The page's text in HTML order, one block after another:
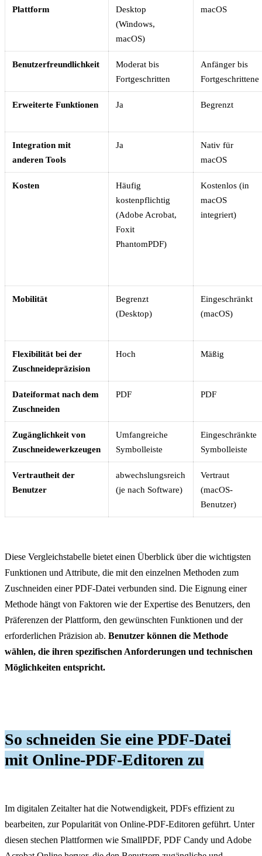
Plattform
Desktop
(Windows,
macOS)
macOS
Benutzerfreundlichkeit
Moderat bis
Fortgeschritten
Anfänger bis
Fortgeschrittene
Erweiterte Funktionen Ja Begrenzt
Integration mit
anderen Tools
Ja
Nativ für
macOS
Kosten
Häufig
kostenpflichtig
(Adobe Acrobat,
Foxit
PhantomPDF)
Kostenlos (in
macOS
integriert)
Mobilität
Begrenzt
(Desktop)
Eingeschränkt
(macOS)
Flexibilität bei der
Zuschneidepräzision
Hoch Mäßig
Dateiformat nach dem
Zuschneiden
PDF PDF
Zugänglichkeit von
Zuschneidewerkzeugen
Umfangreiche
Symbolleiste
Eingeschränkte
Symbolleiste
Vertrautheit der
Benutzer
abwechslungsreich
(je nach Software)
Vertraut
(macOS-
Benutzer)
Diese Vergleichstabelle bietet einen Überblick über die wichtigsten
Funktionen und Attribute, die mit den einzelnen Methoden zum
Zuschneiden einer PDF-Datei verbunden sind. Die Eignung einer
Methode hängt von Faktoren wie der Expertise des Benutzers, den
Präferenzen der Plattform, den gewünschten Funktionen und der
erforderlichen Präzision ab. Benutzer können die Methode
wählen, die ihren spezifischen Anforderungen und technischen
Möglichkeiten entspricht.
So schneiden Sie eine PDF-Datei
mitOnline-PDF-Editoren zu
Im digitalen Zeitalter hat die Notwendigkeit, PDFs effizient zu
bearbeiten, zur Popularität von Online-PDF-Editoren geführt. Unter
diesen stechen Plattformen wie SmallPDF, PDF Candy und Adobe